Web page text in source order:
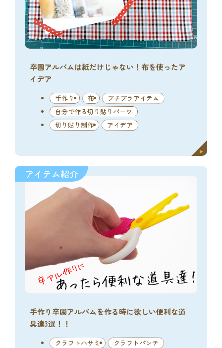
卒園アルバムは紙だけじゃない！布を使ったア
イデア
手作り 布
プチプラアイテム
自分で作る切り貼りパーツ
切り貼り制作
アイデア
アイテム紹介
手作り卒園アルバムを作る時に欲しい便利な道
具達3選！！
クラフトハサミ
クラフトパンチ